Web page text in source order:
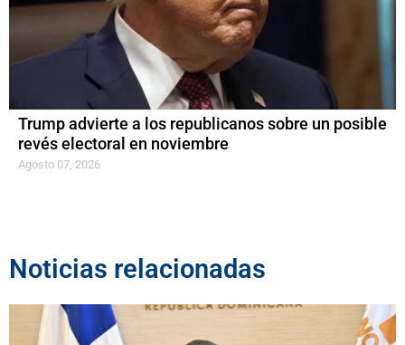
Trump advierte a los republicanos sobre un posible
revés electoral en noviembre
Agosto 07, 2026
Noticias relacionadas